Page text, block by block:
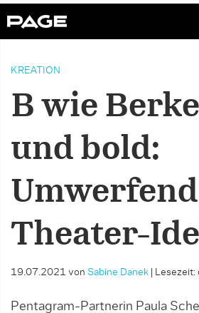
KREATION
B wie
und bold:
Theater-
19.07.2021 von Sabine Danek Lesezeit:
Pentagram-Partnerin Paula